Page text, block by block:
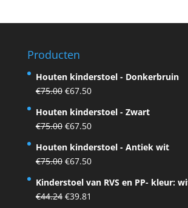
Producten
Houten kinderstoel - Donkerbruin
€75.00 Original
was:
€75.00.
€67.50Current
is:
€67.50.
Houten kinderstoel - Zwart
€75.00 Original
was:
€75.00.
€67.50Current
is:
€67.50.
Houten kinderstoel - Antiek wit
€75.00 Original
was:
€75.00.
€67.50Current
is:
Kinderstoel van RVS en PP- kleur:
€44.24 Original
€39.81